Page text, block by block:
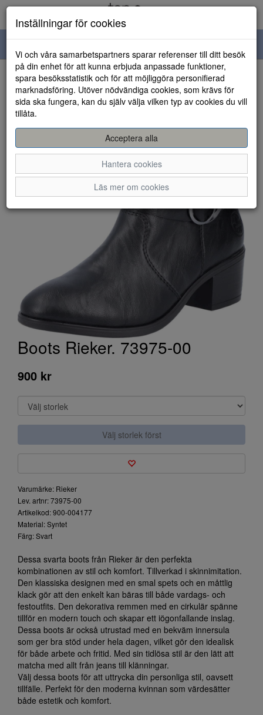
navigation
HEM
Boots Rieker. 73975-00
900 kr
Välj storlek först
Varumärke: Rieker
Lev. artnr: 73975-00
Artikelkod: 900-004177
Material: Syntet
Färg: Svart
Dessa svarta boots från Rieker är den perfekta
kombinationen av stil och komfort. Tillverkad i skinnimitation.
Den klassiska designen med en smal spets och en måttlig
klack gör att den enkelt kan bäras till både vardags- och
festoutfits. Den dekorativa remmen med en cirkulär spänne
tillför en modern touch och skapar ett iögonfallande inslag.
Dessa boots är också utrustad med en bekväm innersula
som ger bra stöd under hela dagen, vilket gör den idealisk
för både arbete och fritid. Med sin tidlösa stil är den lätt att
matcha med allt från jeans till klänningar.
Välj dessa boots för att uttrycka din personliga stil, oavsett
tillfälle. Perfekt för den moderna kvinnan som värdesätter
både estetik och komfort.
Inställningar för cookies
Vi och våra samarbetspartners sparar referenser till ditt besök
på din enhet för att kunna erbjuda anpassade funktioner,
spara besöksstatistik och för att möjliggöra personifierad
marknadsföring. Utöver nödvändiga cookies, som krävs för
sida ska fungera, kan du själv välja vilken typ av cookies du vill
tillåta.
Acceptera alla
Hantera cookies
Läs mer om cookies